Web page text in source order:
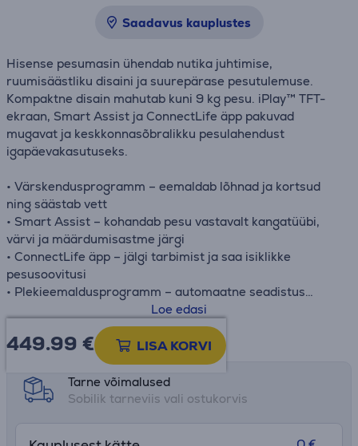
Saadavus kauplustes
Hisense pesumasin ühendab nutika juhtimise,
ruumisäästliku disaini ja suurepärase pesutulemuse.
Kompaktne disain mahutab kuni 9 kg pesu. iPlay™ TFT-
ekraan, Smart Assist ja ConnectLife äpp pakuvad
mugavat ja keskkonnasõbralikku pesulahendust
igapäevakasutuseks.
• Värskendusprogramm – eemaldab lõhnad ja kortsud
ning säästab vett
• Smart Assist – kohandab pesu vastavalt kangatüübi,
värvi ja määrdumisastme järgi
• ConnectLife äpp – jälgi tarbimist ja saa isiklikke
pesusoovitusi
• Plekieemaldusprogramm – automaatne seadistus
• Quicker-funktsioon pesutsükli lühendamiseks
Loe edasi
449.99 € LISA KORVI
Toote teabeleht
Tarne võimalused
Sobilik tarneviis vali ostukorvis